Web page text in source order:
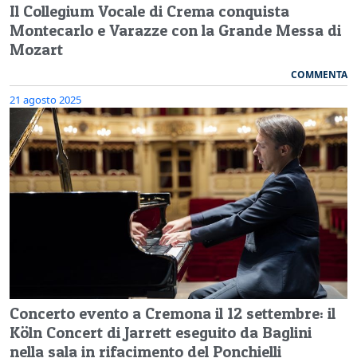
Il Collegium Vocale di Crema conquista
Montecarlo e Varazze con la Grande Messa di
Mozart
COMMENTA
21 agosto 2025
Concerto evento a Cremona il 12 settembre: il
Köln Concert di Jarrett eseguito da Baglini
nella sala in rifacimento del Ponchielli